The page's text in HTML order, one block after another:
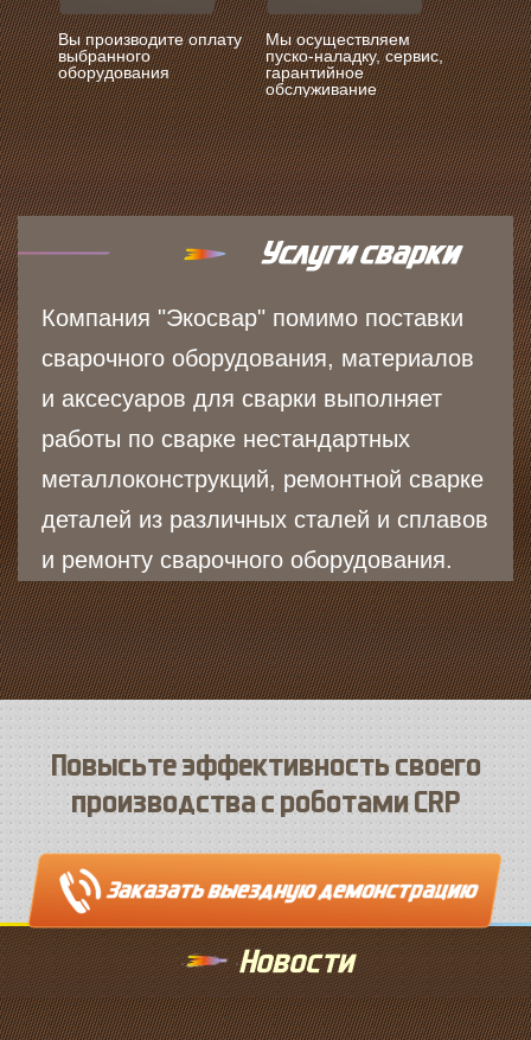
Вы производите оплату
выбранного
оборудования
Мы осуществляем
пуско-наладку, сервис,
гарантийное
обслуживание
Компания "Экосвар" помимо поставки
сварочного оборудования, материалов
и аксесуаров для сварки выполняет
работы по сварке нестандартных
металлоконструкций, ремонтной сварке
деталей из различных сталей и сплавов
и ремонту сварочного оборудования.
Повысьте эффективность своего
производства с роботами CRP
Новости